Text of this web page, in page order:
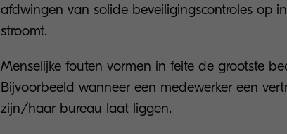
afdwingen van solide beveiligingscontroles op
stroomt.
Menselijke fouten vormen in feite de grootste
Bijvoorbeeld wanneer een medewerker een
zijn/haar bureau laat liggen.